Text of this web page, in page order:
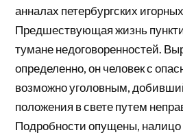
анналах петербургских
Предшествующая жизнь
тумане недоговоренностей.
определенно, он человек с
возможно уголовным,
положения в свете путем
Подробности опущены,